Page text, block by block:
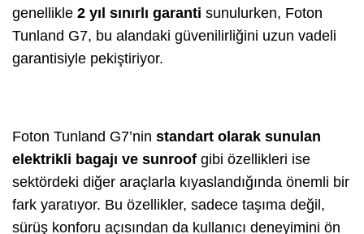
genellikle 2 yıl sınırlı garanti sunulurken, Foton
Tunland G7, bu alandaki güvenilirliğini uzun vadeli
garantisiyle pekiştiriyor.
Foton Tunland G7’nin standart olarak sunulan
elektrikli bagajı ve sunroof gibi özellikleri ise
sektördeki diğer araçlarla kıyaslandığında önemli bir
fark yaratıyor. Bu özellikler, sadece taşıma değil,
sürüş konforu açısından da kullanıcı deneyimini ön